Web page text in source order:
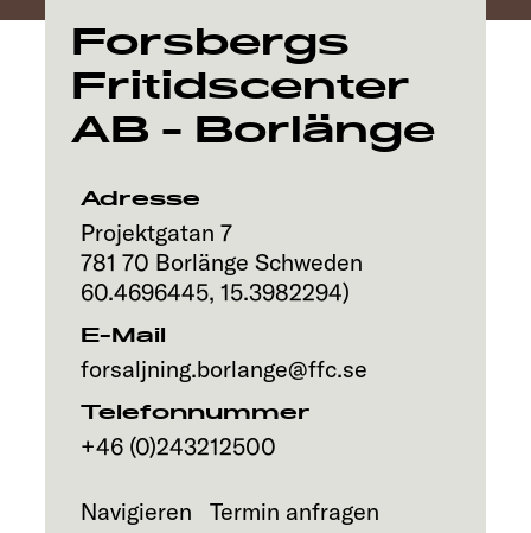
Händlersuche
Explore
Service
Forsbergs
Fritidscenter
AB - Borlänge
Adresse
Projektgatan 7
781 70 Borlänge Schweden
60.4696445, 15.3982294)
E-Mail
forsaljning.borlange@ffc.se
Telefonnummer
+46 (0)243212500
Navigieren Termin anfragen